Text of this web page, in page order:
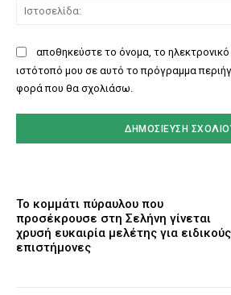
αποθηκεύστε το όνομα, το
ιστότοπό μου σε αυτό το πρόγραμμα
φορά που θα σχολιάσω.
Το κομμάτι πύραυλου που
προσέκρουσε στη Σελήνη γίνεται
χρυσή ευκαιρία μελέτης για ειδικούς
επιστήμονες